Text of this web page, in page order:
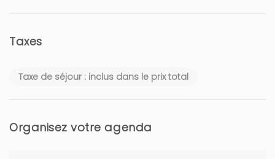
Taxes
Taxe de séjour : inclus dans le prix total
Organisez votre agenda